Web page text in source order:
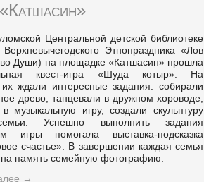
Центральной детской библиотеке
Этнопраздника «Лов
Души) на площадке «Катшасин» прошла
квест-игра «Шуда котыр». На
их ждали интересные задания: собирали
древо, танцевали в дружном хороводе,
в музыкальную игру, создали скульптуру
Успешно выполнить задания
игры помогала выставка-подсказка
счастье». В завершении каждая семья
на память семейную фотографию.
→